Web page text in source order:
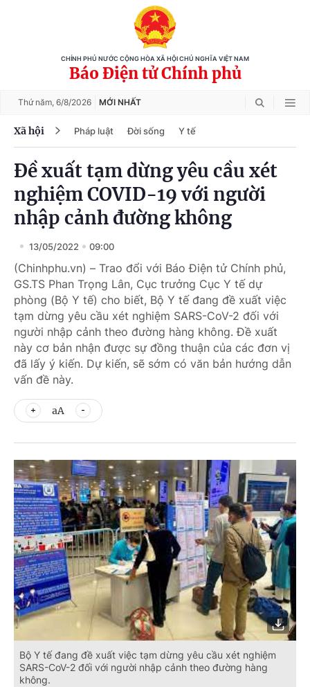
CHÍNH PHỦ NƯỚC CỘNG HÒA XÃ HỘI CHỦ NGHĨA VIỆT NAM
Báo Điện tử Chính phủ
Thứ năm, 6/8/2026 MỚI NHẤT
Xã hội Pháp luật Đời sống Y tế
Đề xuất tạm dừng yêu cầu xét
nghiệm COVID-19 với người
nhập cảnh đường không
13/05/2022 09:00
(Chinhphu.vn) – Trao đổi với Báo Điện tử Chính phủ,
GS.TS Phan Trọng Lân, Cục trưởng Cục Y tế dự
phòng (Bộ Y tế) cho biết, Bộ Y tế đang đề xuất việc
tạm dừng yêu cầu xét nghiệm SARS-CoV-2 đối với
người nhập cảnh theo đường hàng không. Đề xuất
này cơ bản nhận được sự đồng thuận của các đơn vị
đã lấy ý kiến. Dự kiến, sẽ sớm có văn bản hướng dẫn
vấn đề này.
aA
Bộ Y tế đang đề xuất việc tạm dừng yêu cầu xét nghiệm
SARS-CoV-2 đối với người nhập cảnh theo đường hàng
không.